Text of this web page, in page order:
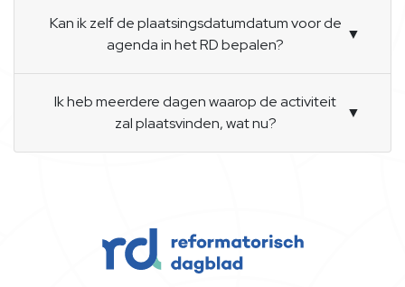
Kan ik zelf de plaatsingsdatumdatum voor de
agenda in het RD bepalen?
▼
Ik heb meerdere dagen waarop de activiteit
zal plaatsvinden, wat nu?
▼